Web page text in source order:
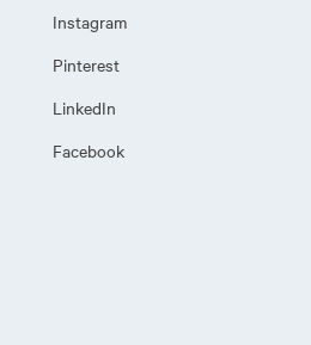
Instagram
Pinterest
LinkedIn
Facebook